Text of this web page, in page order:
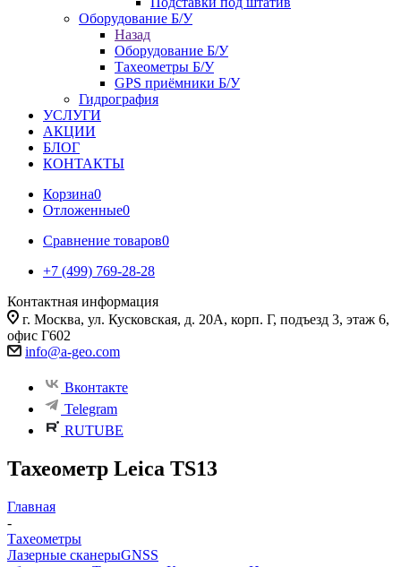
Оборудование Б/У
Назад
Оборудование Б/У
Тахеометры Б/У
GPS приёмники Б/У
Гидрография
УСЛУГИ
АКЦИИ
БЛОГ
КОНТАКТЫ
Корзина0
Отложенные0
Сравнение товаров0
+7 (499) 769-28-28
Контактная информация
г. Москва, ул. Кусковская, д. 20А, корп. Г, подъезд 3, этаж 6,
офис Г602
info@a-geo.com
Вконтакте
Telegram
RUTUBE
Тахеометр Leica TS13
Главная
-
Тахеометры
Лазерные сканерыGNSS